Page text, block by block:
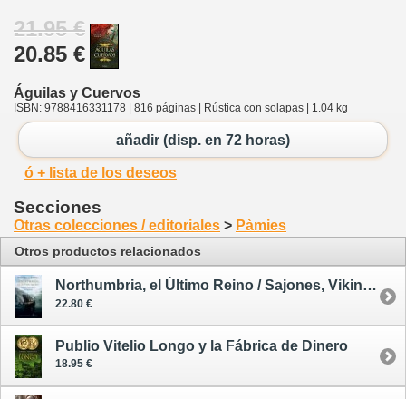
21.95 €
20.85 €
Águilas y Cuervos
ISBN: 9788416331178 | 816 páginas | Rústica con solapas | 1.04 kg
añadir (disp. en 72 horas)
ó + lista de los deseos
Secciones
Otras colecciones / editoriales > Pàmies
Otros productos relacionados
Northumbria, el Último Reino / Sajones, Vikingos y Normandos 1 - tapa dura
22.80 €
Publio Vitelio Longo y la Fábrica de Dinero
18.95 €